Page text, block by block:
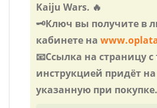
Kaiju Wars. 🔥
🗝️Ключ вы получите в
кабинете на
📧Ссылка на страницу
инструкцией придёт
указанную при покупке.